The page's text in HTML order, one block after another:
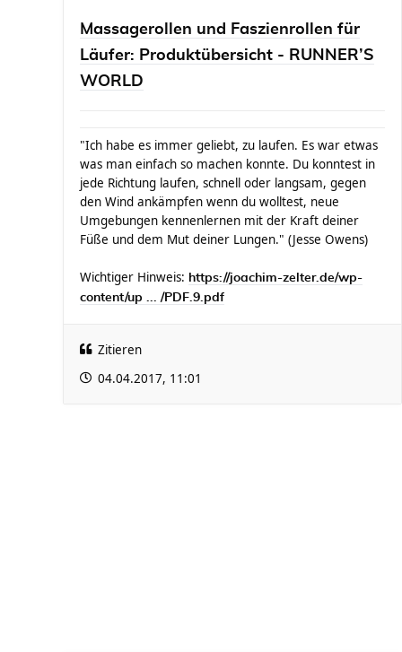
Massagerollen und Faszienrollen für
Läufer: Produktübersicht - RUNNER’S
WORLD
"Ich habe es immer geliebt, zu laufen. Es war etwas
was man einfach so machen konnte. Du konntest in
jede Richtung laufen, schnell oder langsam, gegen
den Wind ankämpfen wenn du wolltest, neue
Umgebungen kennenlernen mit der Kraft deiner
Füße und dem Mut deiner Lungen." (Jesse Owens)
Wichtiger Hinweis: https://joachim-zelter.de/wp-
content/up ... /PDF.9.pdf
Zitieren
04.04.2017, 11:01